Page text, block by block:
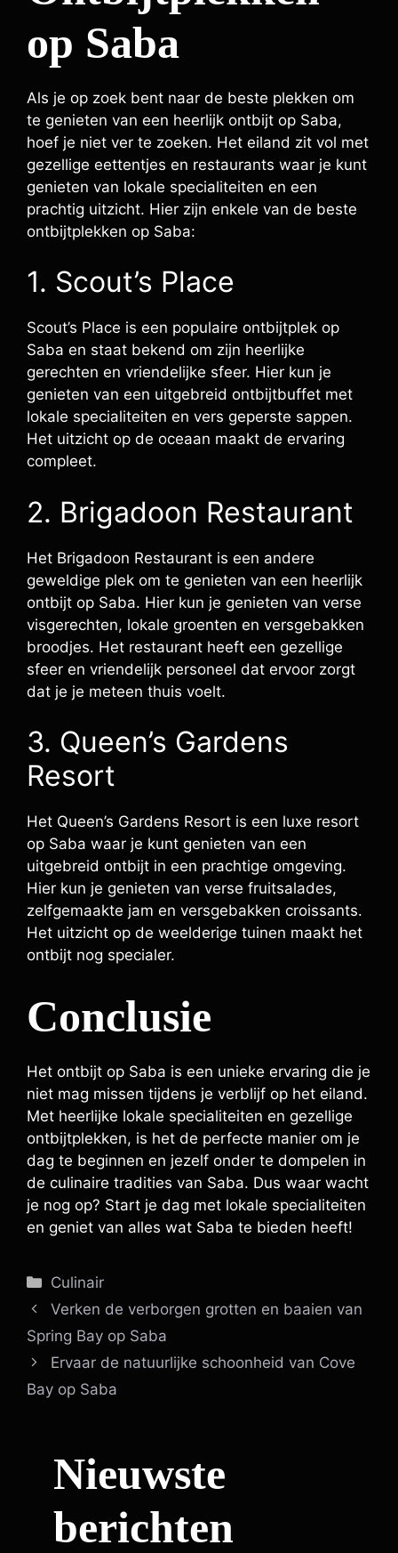
op Saba
Als je op zoek bent naar de beste plekken om
te genieten van een heerlijk ontbijt op Saba,
hoef je niet ver te zoeken. Het eiland zit vol met
gezellige eettentjes en restaurants waar je kunt
genieten van lokale specialiteiten en een
prachtig uitzicht. Hier zijn enkele van de beste
ontbijtplekken op Saba:
1. Scout’s Place
Scout’s Place is een populaire ontbijtplek op
Saba en staat bekend om zijn heerlijke
gerechten en vriendelijke sfeer. Hier kun je
genieten van een uitgebreid ontbijtbuffet met
lokale specialiteiten en vers geperste sappen.
Het uitzicht op de oceaan maakt de ervaring
compleet.
2. Brigadoon Restaurant
Het Brigadoon Restaurant is een andere
geweldige plek om te genieten van een heerlijk
ontbijt op Saba. Hier kun je genieten van verse
visgerechten, lokale groenten en versgebakken
broodjes. Het restaurant heeft een gezellige
sfeer en vriendelijk personeel dat ervoor zorgt
dat je je meteen thuis voelt.
3. Queen’s Gardens
Resort
Het Queen’s Gardens Resort is een luxe resort
op Saba waar je kunt genieten van een
uitgebreid ontbijt in een prachtige omgeving.
Hier kun je genieten van verse fruitsalades,
zelfgemaakte jam en versgebakken croissants.
Het uitzicht op de weelderige tuinen maakt het
ontbijt nog specialer.
Conclusie
Het ontbijt op Saba is een unieke ervaring die je
niet mag missen tijdens je verblijf op het eiland.
Met heerlijke lokale specialiteiten en gezellige
ontbijtplekken, is het de perfecte manier om je
dag te beginnen en jezelf onder te dompelen in
de culinaire tradities van Saba. Dus waar wacht
je nog op? Start je dag met lokale specialiteiten
en geniet van alles wat Saba te bieden heeft!
Categorieën
Culinair
Verken de verborgen grotten en baaien van
Spring Bay op Saba
Ervaar de natuurlijke schoonheid van Cove
Bay op Saba
Nieuwste
berichten